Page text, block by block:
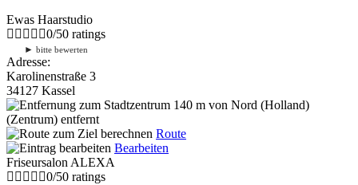
Ewas Haarstudio
0/50 ratings
► bitte bewerten
Adresse:
Karolinenstraße 3
34127 Kassel
140 m von Nord (Holland)
(Zentrum) entfernt
Route
Bearbeiten
Friseursalon ALEXA
0/50 ratings